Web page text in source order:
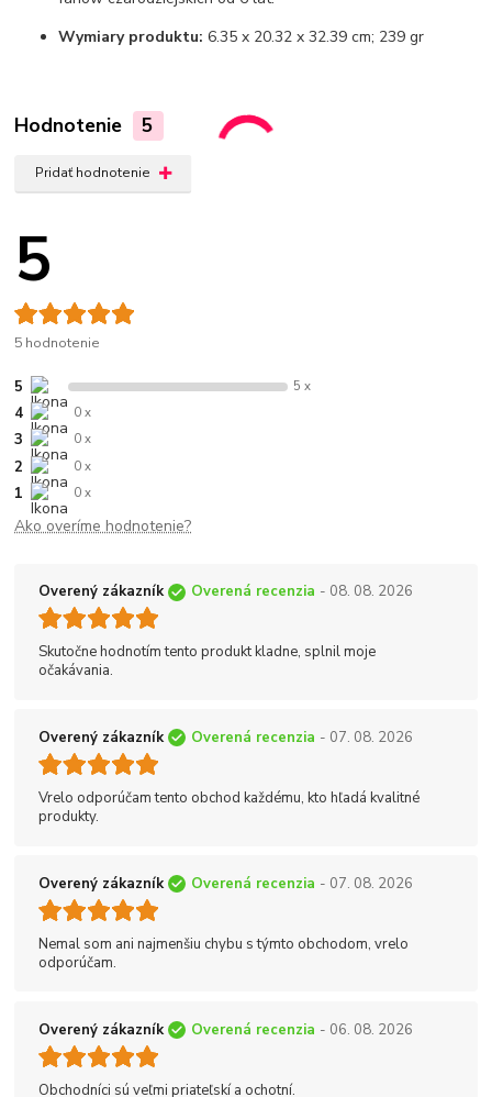
Wymiary produktu: 6.35 x 20.32 x 32.39 cm; 239 gr
Hodnotenie 5
Pridať hodnotenie
5
5 hodnotenie
5 5 x
4 0 x
3 0 x
2 0 x
1 0 x
Ako overíme hodnotenie?
Overený zákazník Overená recenzia - 08. 08. 2026
Skutočne hodnotím tento produkt kladne, splnil moje
očakávania.
Overený zákazník Overená recenzia - 07. 08. 2026
Vrelo odporúčam tento obchod každému, kto hľadá kvalitné
produkty.
Overený zákazník Overená recenzia - 07. 08. 2026
Nemal som ani najmenšiu chybu s týmto obchodom, vrelo
odporúčam.
Overený zákazník Overená recenzia - 06. 08. 2026
Obchodníci sú veľmi priateľskí a ochotní.